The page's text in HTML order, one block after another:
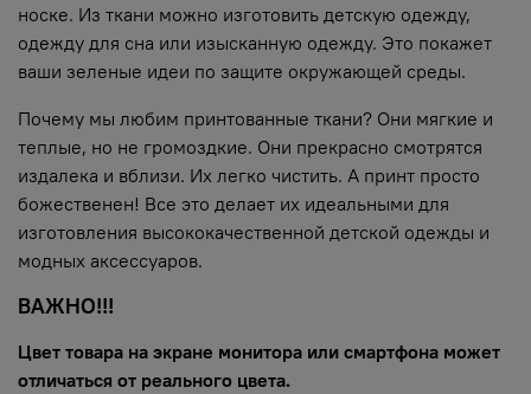
носке. Из ткани можно изготовить детскую одежду,
одежду для сна или изысканную одежду. Это покажет
ваши зеленые идеи по защите окружающей среды.
Почему мы любим принтованные ткани? Они мягкие и
теплые, но не громоздкие. Они прекрасно смотрятся
издалека и вблизи. Их легко чистить. А принт просто
божественен! Все это делает их идеальными для
изготовления высококачественной детской одежды и
модных аксессуаров.
ВАЖНО!!!
Цвет товара на экране монитора или смартфона может
отличаться от реального цвета.